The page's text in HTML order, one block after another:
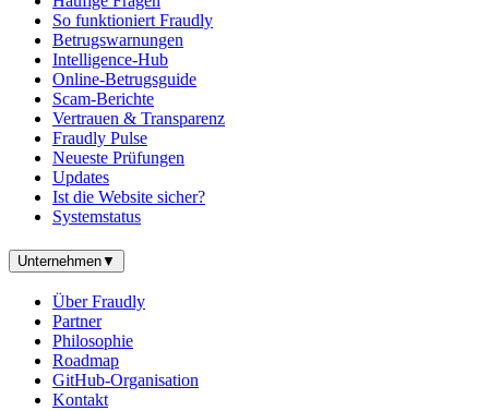
So funktioniert Fraudly
Betrugswarnungen
Intelligence-Hub
Online-Betrugsguide
Scam-Berichte
Vertrauen & Transparenz
Fraudly Pulse
Neueste Prüfungen
Updates
Ist die Website sicher?
Systemstatus
Unternehmen▼
Über Fraudly
Partner
Philosophie
Roadmap
GitHub-Organisation
Kontakt